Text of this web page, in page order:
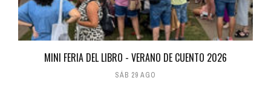
MINI FERIA DEL LIBRO - VERANO DE CUENTO 2026
SÁB 29 AGO